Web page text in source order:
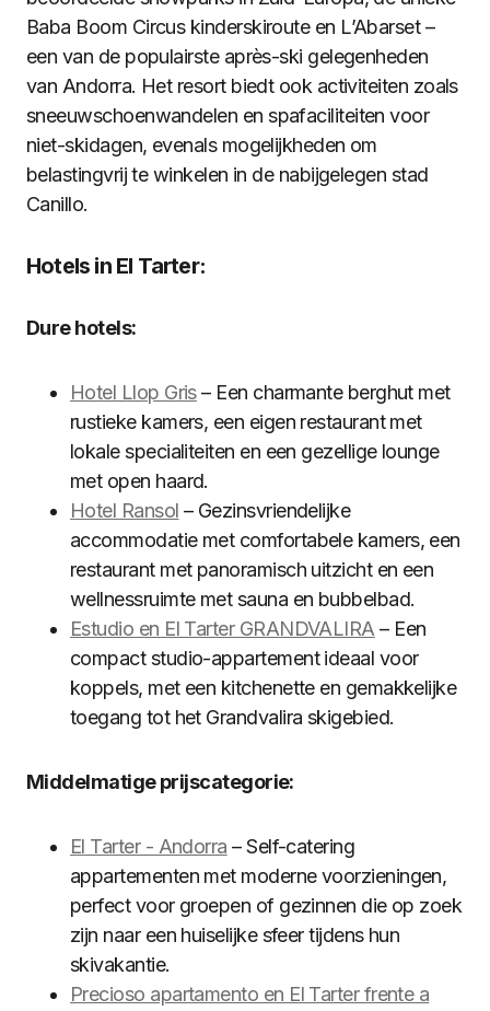
Baba Boom Circus kinderskiroute en L’Abarset –
een van de populairste après-ski gelegenheden
van Andorra. Het resort biedt ook activiteiten zoals
sneeuwschoenwandelen en spafaciliteiten voor
niet-skidagen, evenals mogelijkheden om
belastingvrij te winkelen in de nabijgelegen stad
Canillo.
Hotels in El Tarter:
Dure hotels:
Hotel Llop Gris– Een charmante berghut met
rustieke kamers, een eigen restaurant met
lokale specialiteiten en een gezellige lounge
met open haard.
Hotel Ransol – Gezinsvriendelijke
accommodatie met comfortabele kamers, een
restaurant met panoramisch uitzicht en een
wellnessruimte met sauna en bubbelbad.
Estudio en El Tarter GRANDVALIRA – Een
compact studio-appartement ideaal voor
koppels, met een kitchenette en gemakkelijke
toegang tot het Grandvalira skigebied.
Middelmatige prijscategorie:
El Tarter - Andorra – Self-catering
appartementen met moderne voorzieningen,
perfect voor groepen of gezinnen die op zoek
zijn naar een huiselijke sfeer tijdens hun
skivakantie.
Precioso apartamento en El Tarter frente a